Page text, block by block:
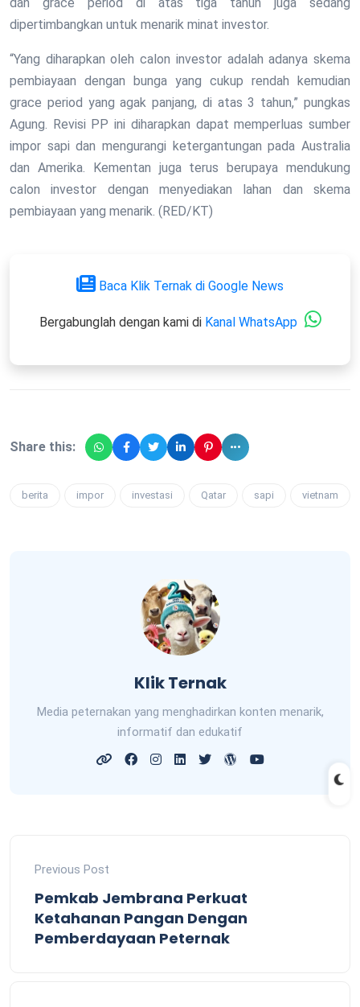
dipertimbangkan untuk menarik minat investor.
“Yang diharapkan oleh calon investor adalah adanya skema
pembiayaan dengan bunga yang cukup rendah kemudian
grace period yang agak panjang, di atas 3 tahun,” pungkas
Agung. Revisi PP ini diharapkan dapat memperluas sumber
impor sapi dan mengurangi ketergantungan pada Australia
dan Amerika. Kementan juga terus berupaya mendukung
calon investor dengan menyediakan lahan dan skema
pembiayaan yang menarik. (RED/KT)
Baca Klik Ternak di Google News
Bergabunglah dengan kami di Kanal WhatsApp
Share this:
berita impor investasi Qatar sapi vietnam
Klik Ternak
Media peternakan yang menghadirkan konten menarik,
informatif dan edukatif
Previous Post
Pemkab Jembrana Perkuat
Ketahanan Pangan Dengan
Pemberdayaan Peternak